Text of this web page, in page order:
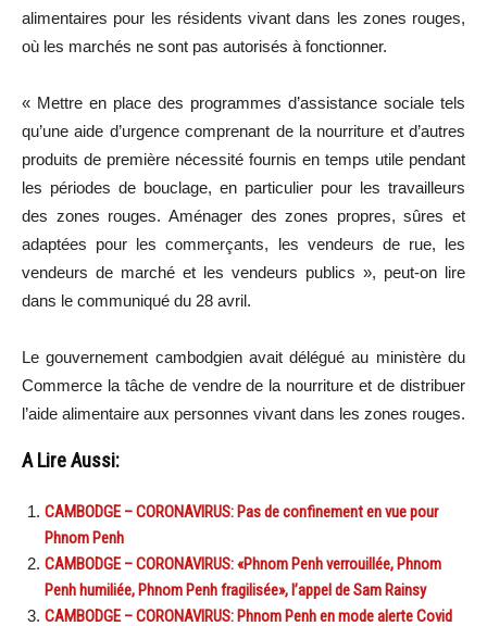
alimentaires pour les résidents vivant dans les zones rouges,
où les marchés ne sont pas autorisés à fonctionner.
« Mettre en place des programmes d’assistance sociale tels
qu’une aide d’urgence comprenant de la nourriture et d’autres
produits de première nécessité fournis en temps utile pendant
les périodes de bouclage, en particulier pour les travailleurs
des zones rouges. Aménager des zones propres, sûres et
adaptées pour les commerçants, les vendeurs de rue, les
vendeurs de marché et les vendeurs publics », peut-on lire
dans le communiqué du 28 avril.
Le gouvernement cambodgien avait délégué au ministère du
Commerce la tâche de vendre de la nourriture et de distribuer
l’aide alimentaire aux personnes vivant dans les zones rouges.
A Lire Aussi:
CAMBODGE – CORONAVIRUS: Pas de confinement en vue pour
Phnom Penh
CAMBODGE – CORONAVIRUS: «Phnom Penh verrouillée, Phnom
Penh humiliée, Phnom Penh fragilisée», l’appel de Sam Rainsy
CAMBODGE – CORONAVIRUS: Phnom Penh en mode alerte Covid